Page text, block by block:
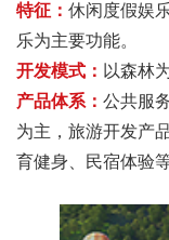
特征： 休闲度假娱
乐为主要功能。
开发模式： 以森林
产品体系： 公共服
为主，旅游开发产
育健身、民宿体验